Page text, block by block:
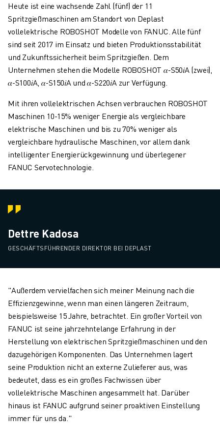
Heute ist eine wachsende Zahl (fünf) der 11
Spritzgießmaschinen am Standort von Deplast
vollelektrische ROBOSHOT Modelle von FANUC. Alle fünf
sind seit 2017 im Einsatz und bieten Produktionsstabilität
und Zukunftssicherheit beim Spritzgießen. Dem
Unternehmen stehen die Modelle ROBOSHOT 𝛼-S50𝑖A (zwei),
𝛼-S100𝑖A, 𝛼-S150𝑖A und 𝛼-S220𝑖A zur Verfügung.
Mit ihren vollelektrischen Achsen verbrauchen ROBOSHOT
Maschinen 10-15% weniger Energie als vergleichbare
elektrische Maschinen und bis zu 70% weniger als
vergleichbare hydraulische Maschinen, vor allem dank
intelligenter Energierückgewinnung und überlegener
FANUC Servotechnologie.
Dettre Kadosa
GESCHÄFTSFÜHRENDER DIREKTOR BEI DEPLAST
"Außerdem vervielfachen sich meiner Meinung nach die
Effizienzgewinne, wenn man einen längeren Zeitraum,
beispielsweise 15 Jahre, betrachtet. Ein großer Vorteil von
FANUC ist seine jahrzehntelange Erfahrung in der
Herstellung von elektrischen Spritzgießmaschinen und den
dazugehörigen Komponenten. Das Unternehmen lagert
seine Produktion nicht an externe Zulieferer aus, was
bedeutet, dass es ein großes Fachwissen über
vollelektrische Maschinen angesammelt hat. Darüber
hinaus ist FANUC aufgrund seiner proaktiven Einstellung
immer für uns da."